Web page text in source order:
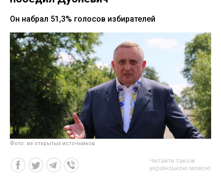
Он набрал 51,3% голосов избирателей
Фото: из открытых источников
Читайте також
українською мовою